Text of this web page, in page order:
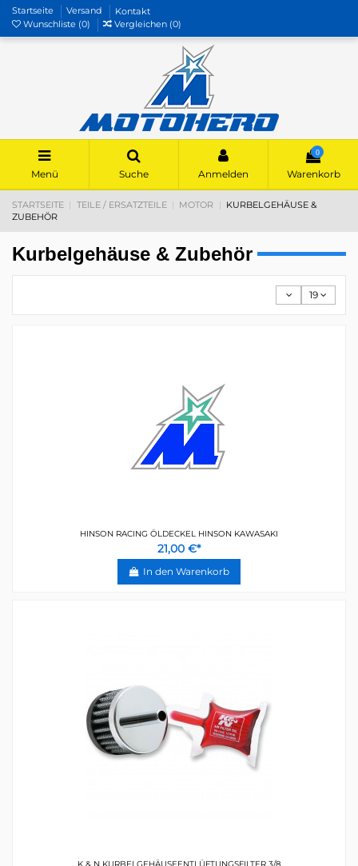
Startseite Versand
Kontakt
Wunschliste (0) Vergleichen (0)
Menü Suche Anmelden
0
Warenkorb
STARTSEITE TEILE / ERSATZTEILE MOTOR
KURBELGEHÄUSE &
ZUBEHÖR
Kurbelgehäuse & Zubehör
19
HINSON RACING ÖLDECKEL HINSON KAWASAKI
21,00 €*
In den Warenkorb